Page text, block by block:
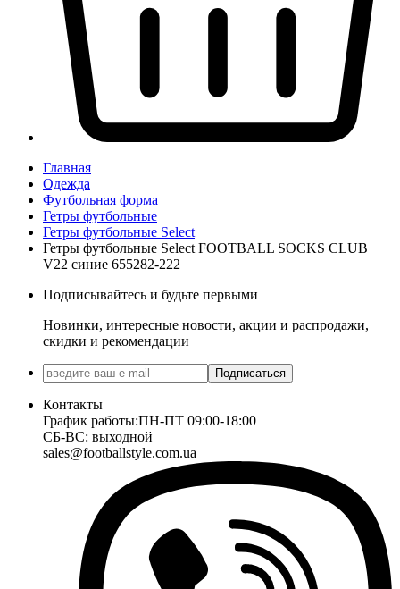
Главная
Одежда
Футбольная форма
Гетры футбольные
Гетры футбольные Select
Гетры футбольные Select FOOTBALL SOCKS CLUB
V22 синие 655282-222
Подписывайтесь и будьте первыми
Новинки, интересные новости, акции и распродажи,
скидки и рекомендации
Подписаться
Контакты
График работы:ПН-ПТ 09:00-18:00
СБ-ВС: выходной
sales@footballstyle.com.ua